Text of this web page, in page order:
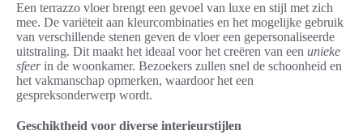
Een terrazzo vloer brengt een gevoel van luxe en stijl met zich
mee. De variëteit aan kleurcombinaties en het mogelijke gebruik
van verschillende stenen geven de vloer een gepersonaliseerde
uitstraling. Dit maakt het ideaal voor het creëren van een unieke
sfeerin de woonkamer. Bezoekers zullen snel de schoonheid en
het vakmanschap opmerken, waardoor het een
gespreksonderwerp wordt.
Geschiktheid voor diverse interieurstijlen